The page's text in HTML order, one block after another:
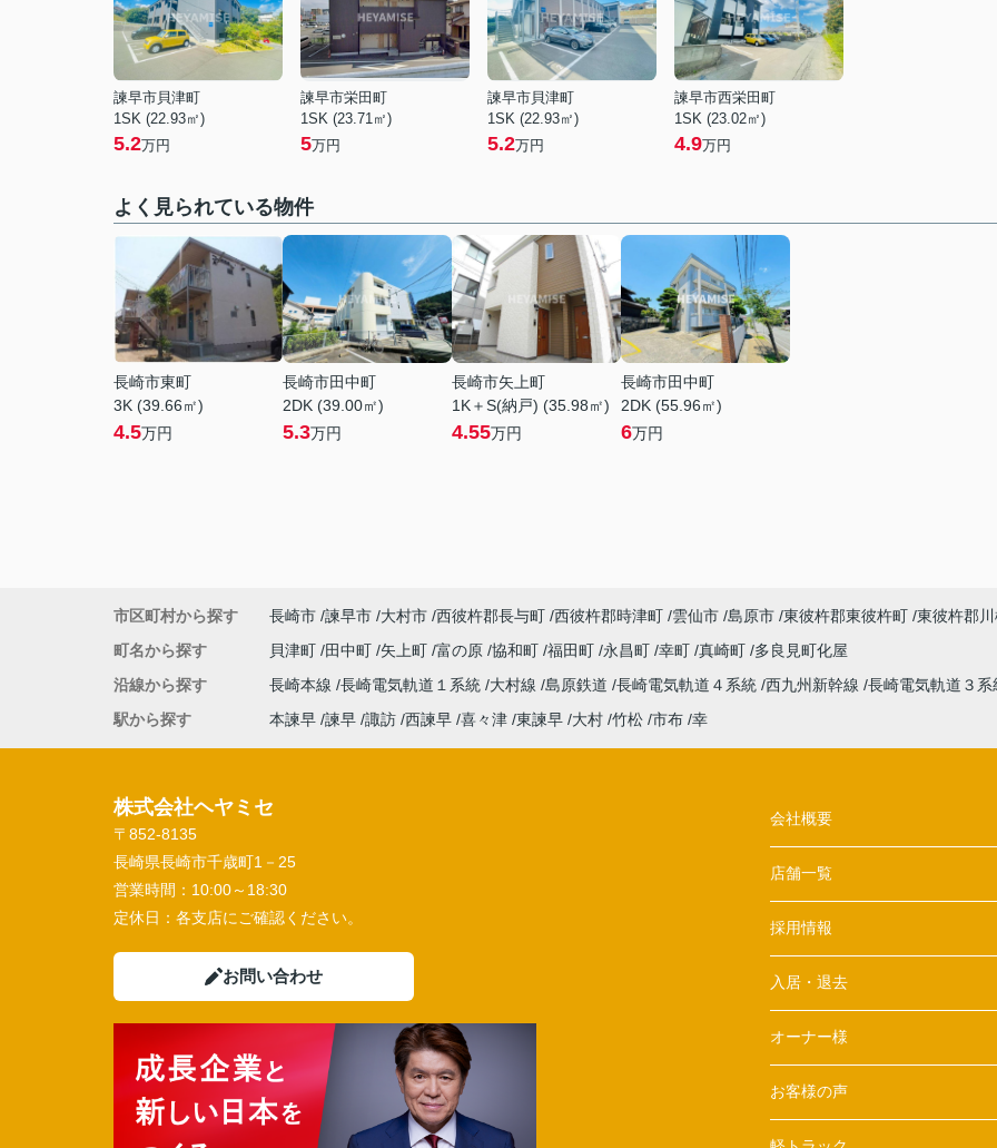
諫早市貝津町
1SK (22.93㎡)
5.2万円
諫早市栄田町
1SK (23.71㎡)
5万円
諫早市貝津町
1SK (22.93㎡)
5.2万円
諫早市西栄田町
1SK (23.02㎡)
4.9万円
よく見られている物件
長崎市東町
3K (39.66㎡)
4.5万円
長崎市田中町
2DK (39.00㎡)
5.3万円
長崎市矢上町
1K＋S(納戸) (35.98㎡)
4.55万円
長崎市田中町
2DK (55.96㎡)
6万円
市区町村から探す 長崎市 諫早市 大村市 西彼杵郡長与町 西彼杵郡時津町 雲仙市 島原市 東彼杵郡東彼杵町 東彼杵郡
町名から探す
貝津町 田中町 矢上町 富の原 協和町 福田町 永昌町 幸町 真崎町 多良見町化屋
沿線から探す
長崎本線 長崎電気軌道１系統 大村線 島原鉄道 長崎電気軌道４系統 西九州新幹線 長崎電気軌道３
駅から探す
本諫早 諫早 諏訪 西諫早 喜々津 東諫早 大村 竹松 市布 幸
株式会社ヘヤミセ
〒852-8135
長崎県長崎市千歳町1－25
営業時間： 10:00～18:30
定休日： 各支店にご確認ください。
お問い合わせ
会社概要
店舗一覧
採用情報
入居・退去
オーナー様
お客様の声